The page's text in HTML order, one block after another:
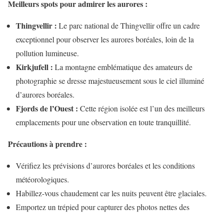
Meilleurs spots pour admirer les aurores :
Thingvellir : Le parc national de Thingvellir offre un cadre
exceptionnel pour observer les aurores boréales, loin de la
pollution lumineuse.
Kirkjufell : La montagne emblématique des amateurs de
photographie se dresse majestueusement sous le ciel illuminé
d’aurores boréales.
Fjords de l’Ouest : Cette région isolée est l’un des meilleurs
emplacements pour une observation en toute tranquillité.
Précautions à prendre :
Vérifiez les prévisions d’aurores boréales et les conditions
météorologiques.
Habillez-vous chaudement car les nuits peuvent être glaciales.
Emportez un trépied pour capturer des photos nettes des